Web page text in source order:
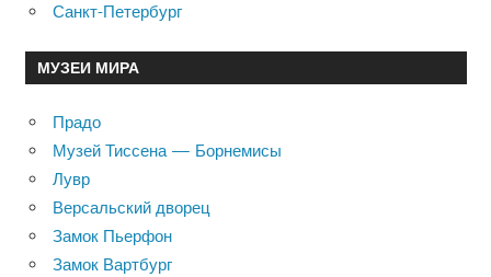
Санкт-Петербург
МУЗЕИ МИРА
Прадо
Музей Тиссена — Борнемисы
Лувр
Версальский дворец
Замок Пьерфон
Замок Вартбург